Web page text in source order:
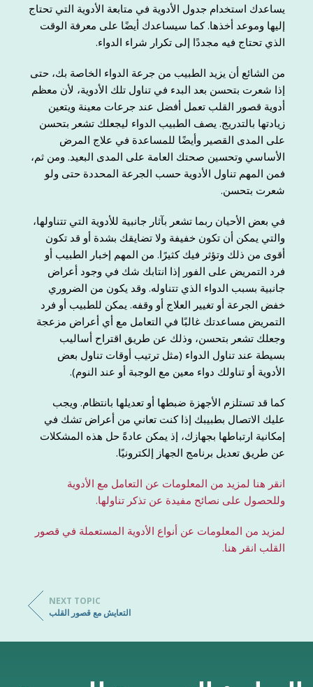
يساعدك استخدام جدول الأدوية في متابعة الأدوية التي تحتاج
إليها وموعد أخذها. كما سيساعدك أيضًا على معرفة الوقت
الذي تحتاج فيه مجددًا إلى تكرار شراء الدواء.
من الشائع أن يزيد الطبيب من جرعة الدواء الخاصة بك، حتى
إذا شعرت بتحسن بعد البدء في تناول تلك الأدوية، لأن معظم
أدوية قصور القلب تعمل أفضل عند جرعات معينة ويتعين
زيادتها بالتدريج. يصف الطبيب الدواء ليجعلك تشعر بتحسن
على المدى القصير وأيضًا للمساعدة في علاج المرض
الأساسي وتحسين صحتك العامة على المدى البعيد. ومن ثم،
فمن المهم تناول الأدوية حسب الجرعة المحددة حتى ولو
شعرت بتحسن.
في بعض الأحيان ربما تشعر بآثار جانبية للأدوية التي تتناولها،
والتي يمكن أن تكون خفيفة ولا تضايقك بشدة أو قد تكون
أقوى من ذلك وتؤثر فيك كثيرًا. من المهم إخبار الطبيب أو
فرد التمريض على الفور إذا انتابك شك في وجود أعراض
جانبية بسبب الدواء الذي تتناوله. وقد يكون من الضروري
خفض الجرعة أو تغيير العلاج أو وقفه. يمكن للطبيب أو فرد
التمريض مساعدتك غالبًا في التعامل مع أي أعراض مزعجة
وجعلك تشعر بتحسن، وذلك عن طريق اقتراح أساليب
بسيطة عند تناول الدواء (مثل ترتيب أوقات تناول بعض
الأدوية أو تناولك دواء معين مع الوجبة أو عند النوم).
كما قد تستلزم الأجهزة ضبطها أو تعديلها بانتظام. ويجب
عليك الاتصال بطبيبك إذا كنت تعاني من أعراض تشك في
إمكانية ارتباطها بجهازك، إذ يمكن عادةً حل هذه المشكلات
عن طريق تعديل برنامج الجهاز إلكترونيًا.
انقر هنا لمزيد من المعلومات عن التعامل مع الأدوية
وللحصول على نصائح مفيدة عن تذكر تناولها.
لمزيد من المعلومات عن أنواع الأدوية المستعملة في قصور
القلب انقر هنا.
NEXT TOPIC
التعايش مع قصور القلب